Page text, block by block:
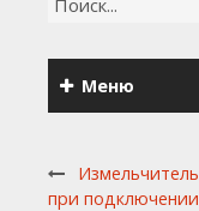
Меню
при